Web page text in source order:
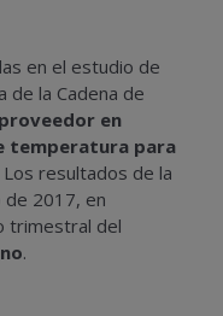
en el estudio de
de la Cadena de
en
temperatura para
Los resultados de la
de 2017, en
trimestral del
.